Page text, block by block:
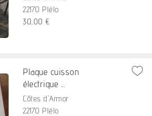
22170 Plélo
30,00 €
Plaque cuisson
électrique ...
Côtes d'Armor
22170 Plélo